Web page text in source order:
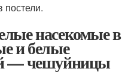
насекомые в
и белые
— чешуйницы